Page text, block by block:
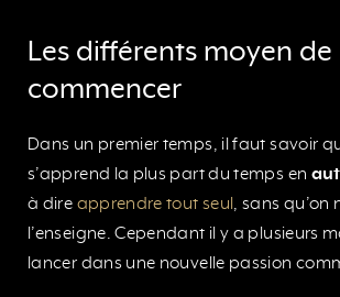
Les différents moyen de
commencer
Dans un premier temps, il faut savoir
s’apprend la plus part du temps en
à dire apprendre tout seul, sans qu’on
l’enseigne. Cependant il y a plusieurs
lancer dans une nouvelle passion